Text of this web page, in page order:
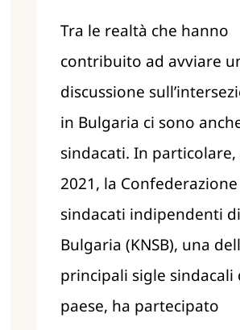
Tra le realtà che hanno
contribuito ad avviare
discussione
in Bulgaria ci sono
sindacati. In particolare,
2021, la
sindacati indipendenti di
Bulgaria (KNSB), una
principali sigle sindacali
paese, ha partecipato